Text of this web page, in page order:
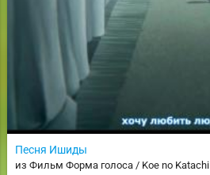
Песня Ишиды
из Фильм Форма голоса / Koe no Katachi